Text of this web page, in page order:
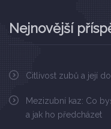
Nejnovější
Citlivost zubů a její
Mezizubní kaz: Co
a jak ho předcházet